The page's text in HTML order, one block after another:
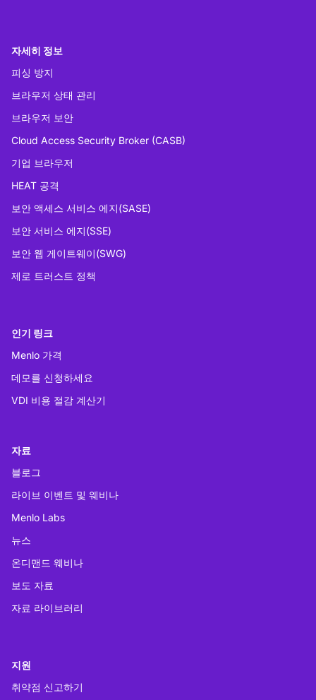
자세히 정보
피싱 방지
브라우저 상태 관리
브라우저 보안
Cloud Access Security Broker (CASB)
기업 브라우저
HEAT 공격
보안 액세스 서비스 에지(SASE)
보안 서비스 에지(SSE)
보안 웹 게이트웨이(SWG)
제로 트러스트 정책
인기 링크
Menlo 가격
데모를 신청하세요
VDI 비용 절감 계산기
자료
블로그
라이브 이벤트 및 웨비나
Menlo Labs
뉴스
온디맨드 웨비나
보도 자료
자료 라이브러리
지원
취약점 신고하기